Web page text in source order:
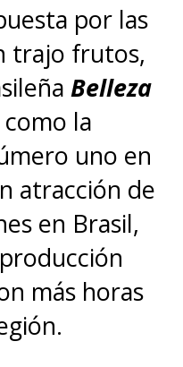
por las
trajo frutos,
Belleza
la
uno en
atracción de
en Brasil,
más horas